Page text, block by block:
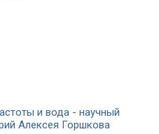
и вода - научный
Алексея Горшкова